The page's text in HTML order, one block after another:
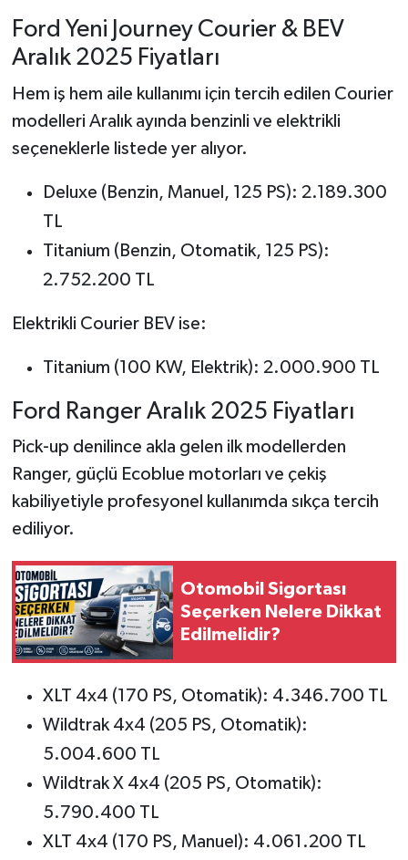
Ford Yeni Journey Courier & BEV
Aralık 2025 Fiyatları
Hem iş hem aile kullanımı için tercih edilen Courier
modelleri Aralık ayında benzinli ve elektrikli
seçeneklerle listede yer alıyor.
Deluxe (Benzin, Manuel, 125 PS): 2.189.300
TL
Titanium (Benzin, Otomatik, 125 PS):
2.752.200 TL
Elektrikli Courier BEV ise:
Titanium (100 KW, Elektrik): 2.000.900 TL
Ford Ranger Aralık 2025 Fiyatları
Pick-up denilince akla gelen ilk modellerden
Ranger, güçlü Ecoblue motorları ve çekiş
kabiliyetiyle profesyonel kullanımda sıkça tercih
ediliyor.
Otomobil Sigortası
Seçerken Nelere Dikkat
Edilmelidir?
XLT 4x4 (170 PS, Otomatik): 4.346.700 TL
Wildtrak 4x4 (205 PS, Otomatik):
5.004.600 TL
Wildtrak X 4x4 (205 PS, Otomatik):
5.790.400 TL
XLT 4x4 (170 PS, Manuel): 4.061.200 TL